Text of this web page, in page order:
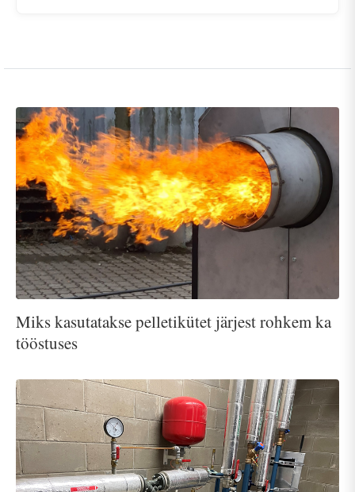
Miks kasutatakse pelletikütet järjest rohkem ka
tööstuses